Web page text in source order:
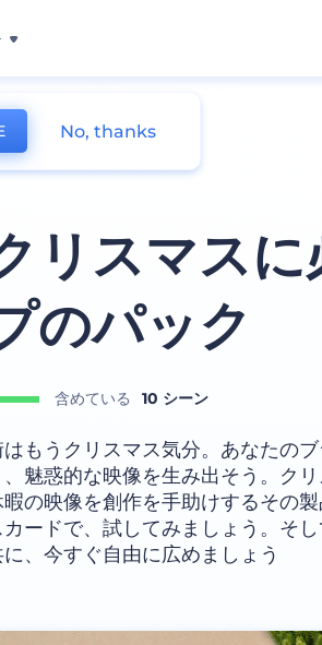
リスマス
のパック
含めている 10 シーン
はもうクリスマス気分。あなたの
、魅惑的な映像を生み出そう。ク
暇の映像を創作を手助けするその
カードで、試してみましょう。そ
、今すぐ自由に広めましょう
No, thanks